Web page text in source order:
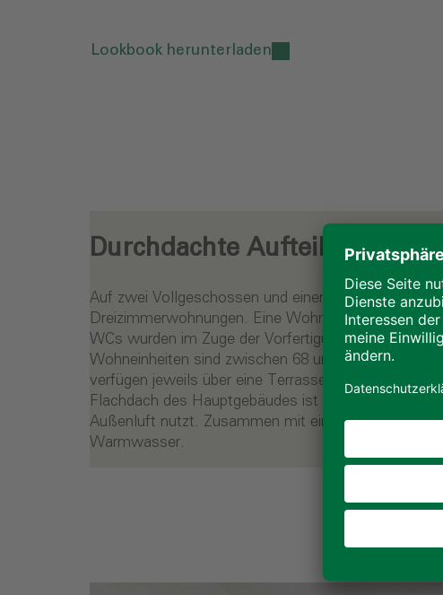
Lookbook herunterladen
Durchdachte Aufteilung
Auf zwei Vollgeschossen und einem eingerückten
Dreizimmerwohnungen. Eine Wohnung setzt sich
WCs wurden im Zuge der Vorfertigung im ALHO
Wohneinheiten sind zwischen 68 und 77
verfügen jeweils über eine Terrasse oder einen
Flachdach des Hauptgebäudes ist eine Luft-
Außenluft nutzt. Zusammen mit einer Gas-
Warmwasser.